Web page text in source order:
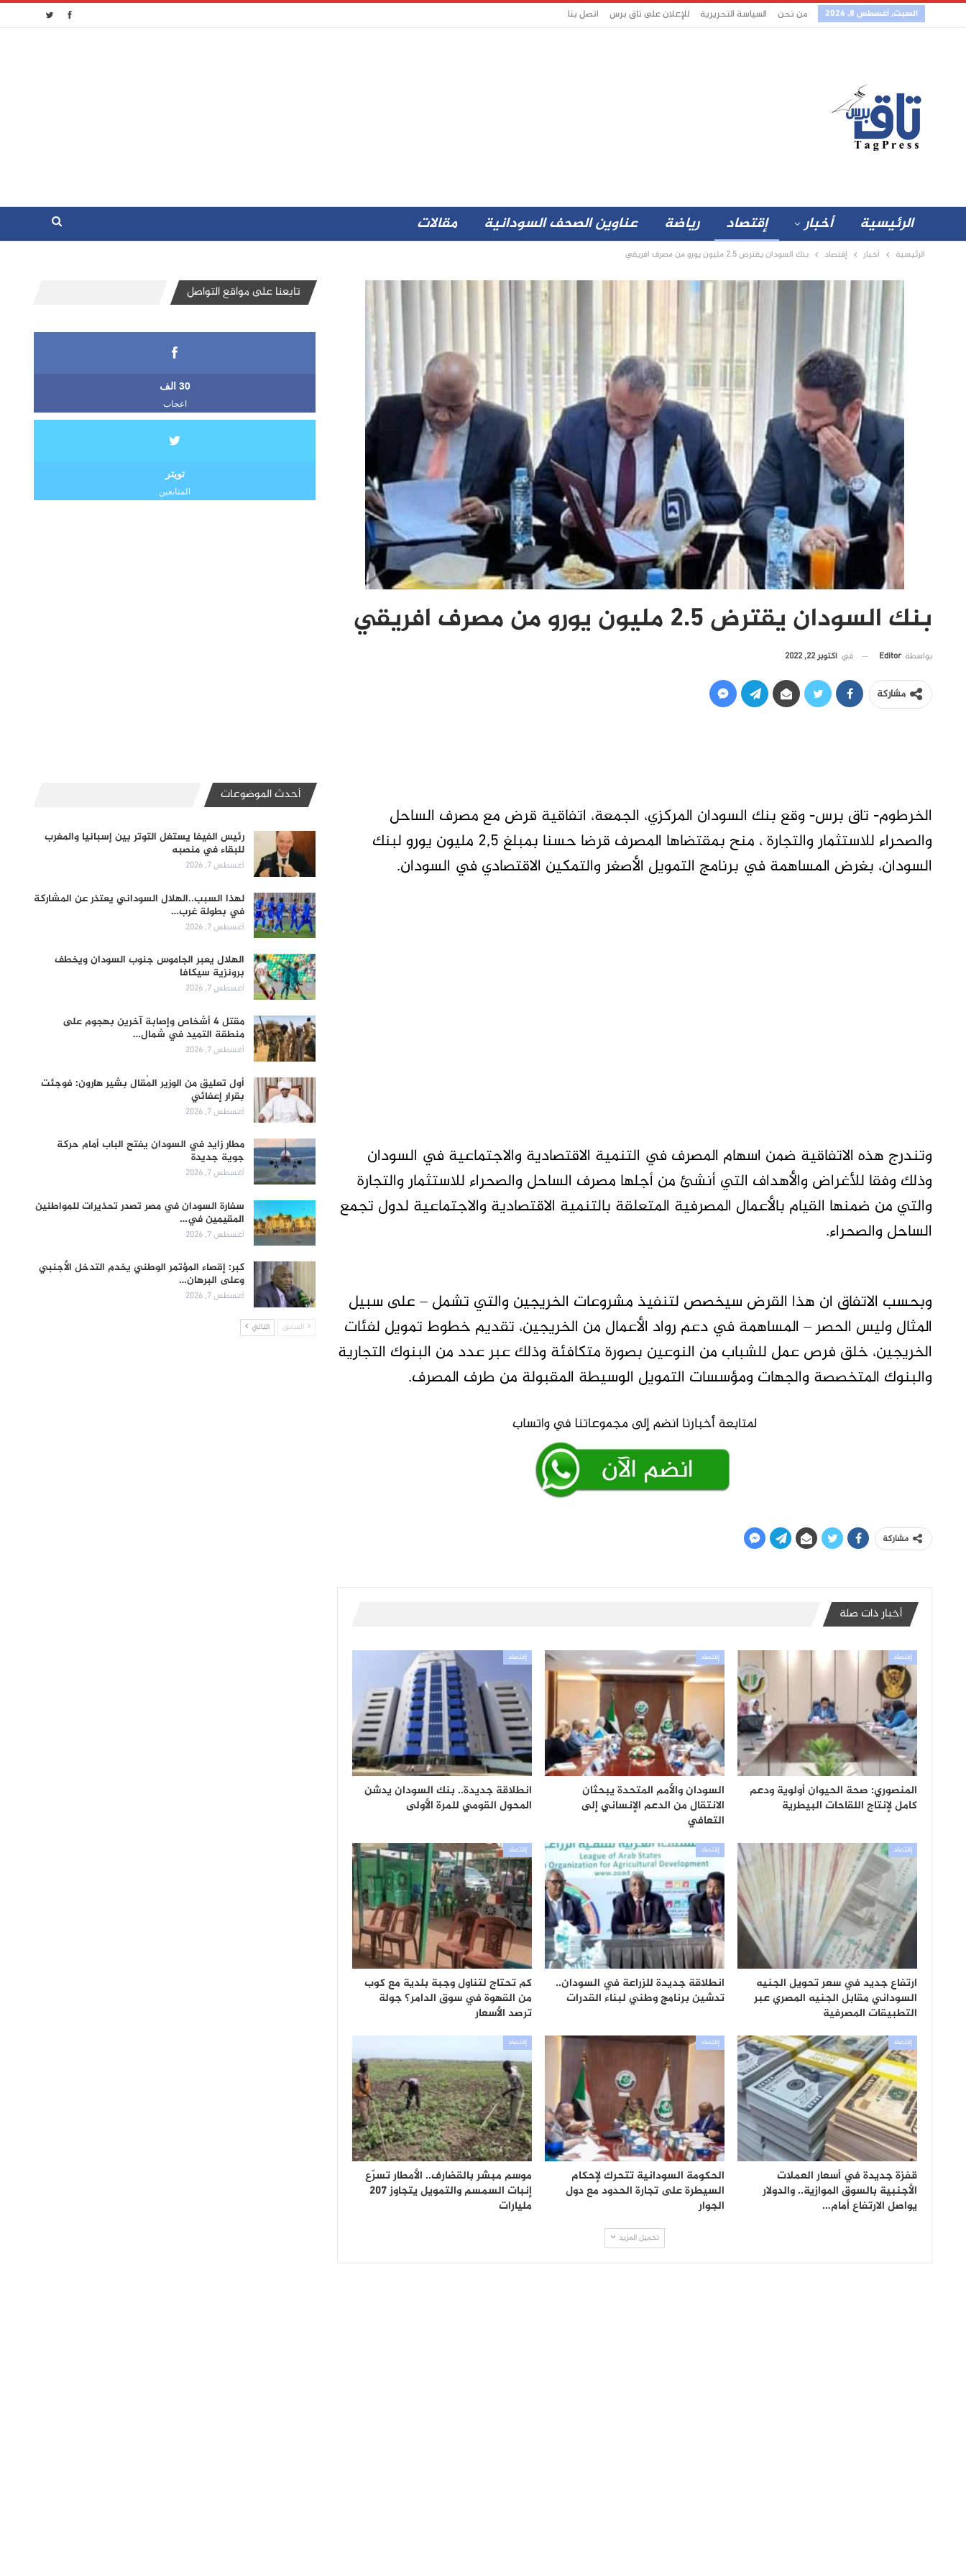
السبت, أغسطس 8, 2026 من نحن السياسة التحريرية للإعلان على تاق برس اتصل بنا
الرئيسية أخبار إقتصاد رياضة عناوين الصحف السودانية مقالات
الرئيسية أخبار إقتصاد بنك السودان يقترض 2.5 مليون يورو من مصرف افريقي
بنك السودان يقترض 2.5 مليون يورو من مصرف افريقي
بواسطة Editor في أكتوبر 22, 2022
مشاركة
الخرطوم- تاق برس- وقع بنك السودان المركزي، الجمعة، اتفاقية قرض مع مصرف الساحل
والصحراء للاستثمار والتجارة ، منح بمقتضاها المصرف قرضا حسنا بمبلغ 2,5 مليون يورو لبنك
السودان، بغرض المساهمة في برنامج التمويل الأصغر والتمكين الاقتصادي في السودان.
وتندرج هذه الاتفاقية ضمن اسهام المصرف في التنمية الاقتصادية والاجتماعية في السودان
وذلك وفقا للأغراض والأهداف التي أنشئ من أجلها مصرف الساحل والصحراء للاستثمار والتجارة
والتي من ضمنها القيام بالأعمال المصرفية المتعلقة بالتنمية الاقتصادية والاجتماعية لدول تجمع
الساحل والصحراء.
وبحسب الاتفاق ان هذا القرض سيخصص لتنفيذ مشروعات الخريجين والتي تشمل – على سبيل
المثال وليس الحصر – المساهمة في دعم رواد الأعمال من الخريجين، تقديم خطوط تمويل لفئات
الخريجين، خلق فرص عمل للشباب من النوعين بصورة متكافئة وذلك عبر عدد من البنوك التجارية
والبنوك المتخصصة والجهات ومؤسسات التمويل الوسيطة المقبولة من طرف المصرف.
مشاركة
أخبار ذات صلة
إقتصاد
المنصوري: صحة الحيوان أولوية ودعم
كامل لإنتاج اللقاحات البيطرية
إقتصاد
السودان والأمم المتحدة يبحثان
الانتقال من الدعم الإنساني إلى
التعافي
إقتصاد
انطلاقة جديدة.. بنك السودان يدشن
المحول القومي للمرة الأولى
إقتصاد
ارتفاع جديد في سعر تحويل الجنيه
السوداني مقابل الجنيه المصري عبر
التطبيقات المصرفية
إقتصاد
انطلاقة جديدة للزراعة في السودان..
تدشين برنامج وطني لبناء القدرات
إقتصاد
كم تحتاج لتناول وجبة بلدية مع كوب
من القهوة في سوق الدامر؟ جولة
ترصد الأسعار
إقتصاد
قفزة جديدة في أسعار العملات
الأجنبية بالسوق الموازية.. والدولار
يواصل الارتفاع أمام…
إقتصاد
الحكومة السودانية تتحرك لإحكام
السيطرة على تجارة الحدود مع دول
الجوار
إقتصاد
موسم مبشر بالقضارف.. الأمطار تسرّع
إنبات السمسم والتمويل يتجاوز 207
مليارات
تحميل المزيد
تابعنا على مواقع التواصل
30 الف
اعجاب
تويتر
المتابعين
أحدث الموضوعات
رئيس الفيفا يستغل التوتر بين إسبانيا والمغرب
للبقاء في منصبه
أغسطس 7, 2026
لهذا السبب..الهلال السوداني يعتذر عن المشاركة
في بطولة غرب…
أغسطس 7, 2026
الهلال يعبر الجاموس جنوب السودان ويخطف
برونزية سيكافا
أغسطس 7, 2026
مقتل 4 أشخاص وإصابة آخرين بهجوم على
منطقة التميد في شمال…
أغسطس 7, 2026
أول تعليق من الوزير المُقال بشير هارون: فوجئت
بقرار إعفائي
أغسطس 7, 2026
مطار زايد في السودان يفتح الباب أمام حركة
جوية جديدة
أغسطس 7, 2026
سفارة السودان في مصر تصدر تحذيرات للمواطنين
المقيمين في…
أغسطس 7, 2026
كبر: إقصاء المؤتمر الوطني يخدم التدخل الأجنبي
وعلى البرهان…
أغسطس 7, 2026
السابق التالي